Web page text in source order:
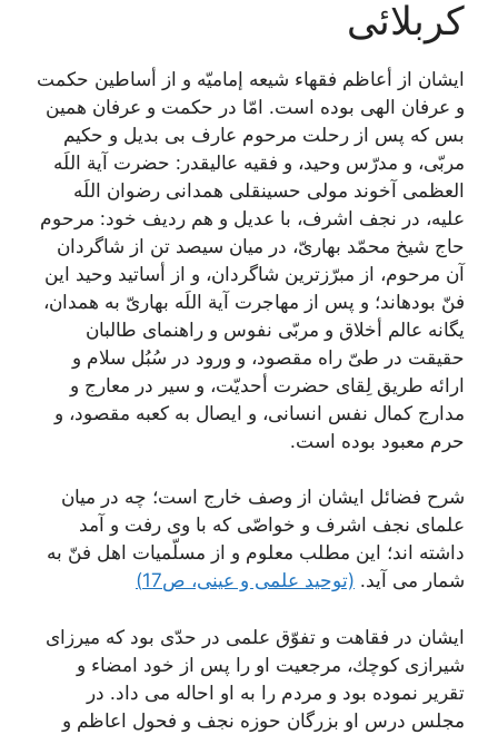
کربلائی
ایشان از أعاظم فقهاء شيعه إماميّه و از أساطين حكمت
و عرفان الهى بوده است. امّا در حكمت و عرفان همين
بس كه پس از رحلت مرحوم عارف بى بديل و حكيم
مربّى، و مدرّس وحيد، و فقيه عاليقدر: حضرت آية اللَه
العظمى آخوند مولى حسين‏قلى همدانى رضوان اللَه
عليه، در نجف اشرف، با عديل و هم رديف خود: مرحوم
حاج شيخ محمّد بهارىّ، در ميان سيصد تن از شاگردان
آن مرحوم، از مبرّزترين شاگردان، و از أساتيد وحيد اين
فنّ بوده‏اند؛ و پس از مهاجرت آية اللَه بهارىّ به همدان‏،
يگانه عالم أخلاق و مربّى نفوس و راهنماى طالبان
حقيقت در طىّ راه مقصود، و ورود در سُبُل سلام‏ و
ارائه طريق لِقاى حضرت أحديّت، و سير در معارج و
مدارج كمال نفس انسانى، و ايصال به كعبه مقصود، و
حرم معبود بوده است.
شرح فضائل ایشان از وصف خارج است؛ چه در ميان
علماى نجف اشرف و خواصّى كه با وى رفت و آمد
داشته‏ اند؛ اين مطلب معلوم و از مسلّميات اهل فنّ به
شمار مى‏ آيد. (توحید علمی و عینی، ص17)
ایشان در فقاهت و تفوّق علمى در حدّى بود كه ميرزاى
شيرازى كوچك، مرجعيت او را پس از خود امضاء و
تقرير نموده بود و مردم را به او احاله مى ‏داد. در
مجلس درس او بزرگان حوزه نجف و فحول اعاظم و